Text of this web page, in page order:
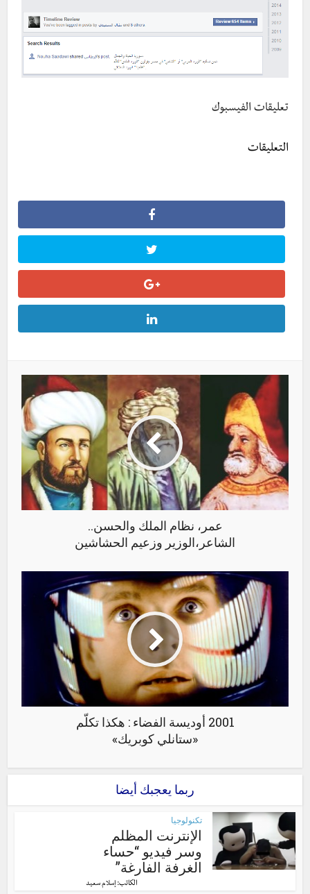
تعليقات الفيسبوك
التعليقات
عمر، نظام الملك والحسن..
الشاعر،الوزير وزعيم الحشاشين
2001 أوديسة الفضاء : هكذا تكلّم
«ستانلي كوبريك»
ربما يعجبك أيضا
تكنولوجيا
الإنترنت المظلم
وسر فيديو “حساء
الغرفة الفارغة”
الكاتب: إسلام سعيد